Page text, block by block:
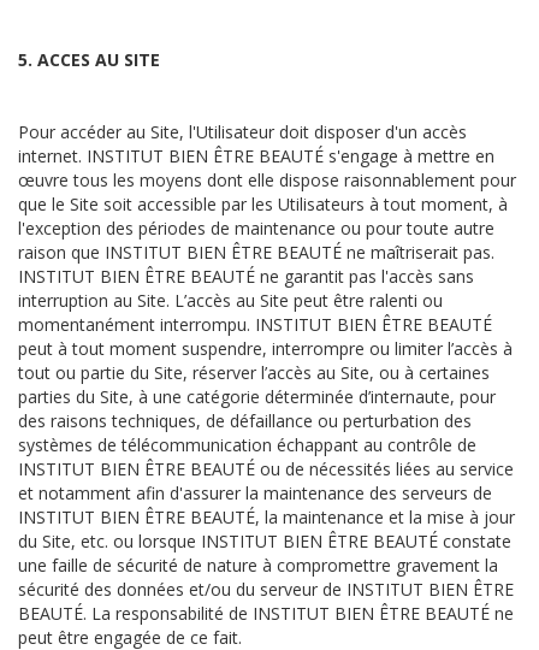
5. ACCES AU SITE
Pour accéder au Site, l'Utilisateur doit disposer d'un accès
internet. INSTITUT BIEN ÊTRE BEAUTÉ s'engage à mettre en
œuvre tous les moyens dont elle dispose raisonnablement pour
que le Site soit accessible par les Utilisateurs à tout moment, à
l'exception des périodes de maintenance ou pour toute autre
raison que INSTITUT BIEN ÊTRE BEAUTÉ ne maîtriserait pas.
INSTITUT BIEN ÊTRE BEAUTÉ ne garantit pas l'accès sans
interruption au Site. L’accès au Site peut être ralenti ou
momentanément interrompu. INSTITUT BIEN ÊTRE BEAUTÉ
peut à tout moment suspendre, interrompre ou limiter l’accès à
tout ou partie du Site, réserver l’accès au Site, ou à certaines
parties du Site, à une catégorie déterminée d’internaute, pour
des raisons techniques, de défaillance ou perturbation des
systèmes de télécommunication échappant au contrôle de
INSTITUT BIEN ÊTRE BEAUTÉ ou de nécessités liées au service
et notamment afin d'assurer la maintenance des serveurs de
INSTITUT BIEN ÊTRE BEAUTÉ, la maintenance et la mise à jour
du Site, etc. ou lorsque INSTITUT BIEN ÊTRE BEAUTÉ constate
une faille de sécurité de nature à compromettre gravement la
sécurité des données et/ou du serveur de INSTITUT BIEN ÊTRE
BEAUTÉ. La responsabilité de INSTITUT BIEN ÊTRE BEAUTÉ ne
peut être engagée de ce fait.